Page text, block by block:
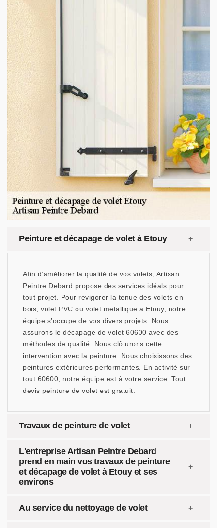
Peinture et décapage de volet à Etouy
Afin d’améliorer la qualité de vos volets, Artisan
Peintre Debard propose des services idéals pour
tout projet. Pour revigorer la tenue des volets en
bois, volet PVC ou volet métallique à Etouy, notre
équipe s’occupe de vos divers projets. Nous
assurons le décapage de volet 60600 avec des
méthodes de qualité. Nous clôturons cette
intervention avec la peinture. Nous choisissons des
peintures extérieures performantes. En activité sur
tout 60600, notre équipe est à votre service. Tout
devis peinture de volet est gratuit.
Travaux de peinture de volet
L'entreprise Artisan Peintre Debard
prend en main vos travaux de peinture
et décapage de volet à Etouy et ses
environs
Au service du nettoyage de volet